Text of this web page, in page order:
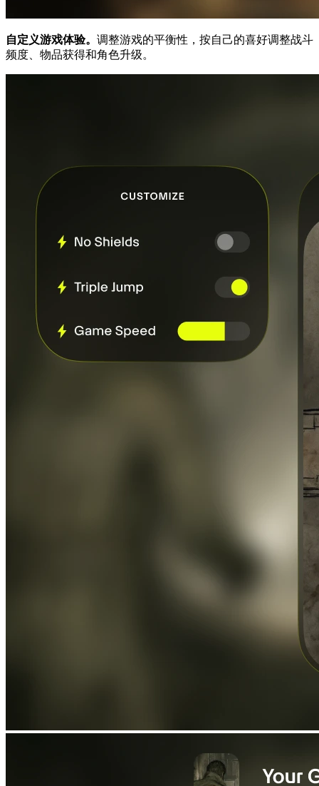
自定义游戏体验。 调整游戏的平衡性，按自己的喜好调整战斗
频度、物品获得和角色升级。